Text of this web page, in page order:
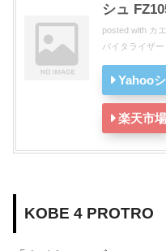
シュ
posted with カ
バイタライザー
Yahoo
楽天市場
KOBE 4 PROTRO